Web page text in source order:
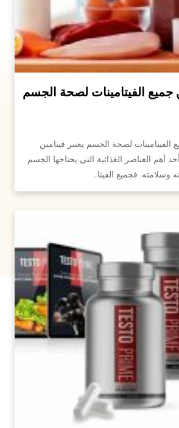
جميع الفيتامينات لصحة الجسم
الفيتامينات لصحة الجسم يعتبر فيتامين
أهم العناصر الغذائية التي يحتاجها الجسم
فجميع الفيتا…